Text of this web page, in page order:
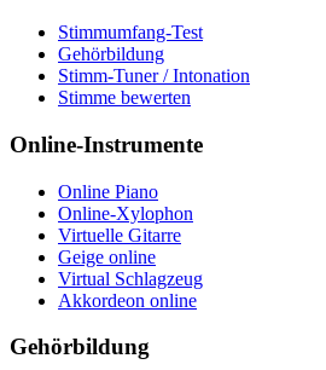
Stimmumfang-Test
Gehörbildung
Stimm-Tuner / Intonation
Stimme bewerten
Online-Instrumente
Online Piano
Online-Xylophon
Virtuelle Gitarre
Geige online
Virtual Schlagzeug
Akkordeon online
Gehörbildung